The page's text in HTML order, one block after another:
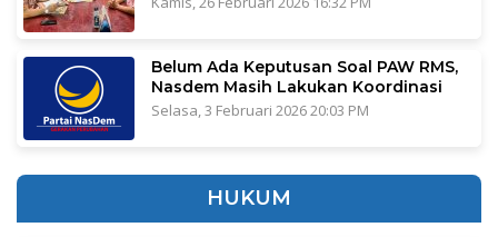
Belum Ada Keputusan Soal PAW RMS,
Nasdem Masih Lakukan Koordinasi
Selasa, 3 Februari 2026 20:03 PM
HUKUM